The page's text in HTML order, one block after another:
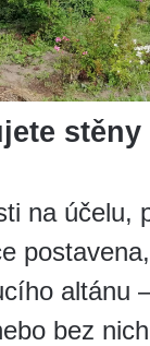
stěny
na účelu,
altánu
bez